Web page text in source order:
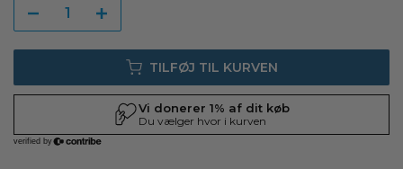
TILFØJ TIL KURVEN